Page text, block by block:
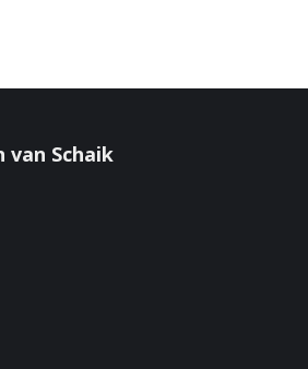
van Schaik